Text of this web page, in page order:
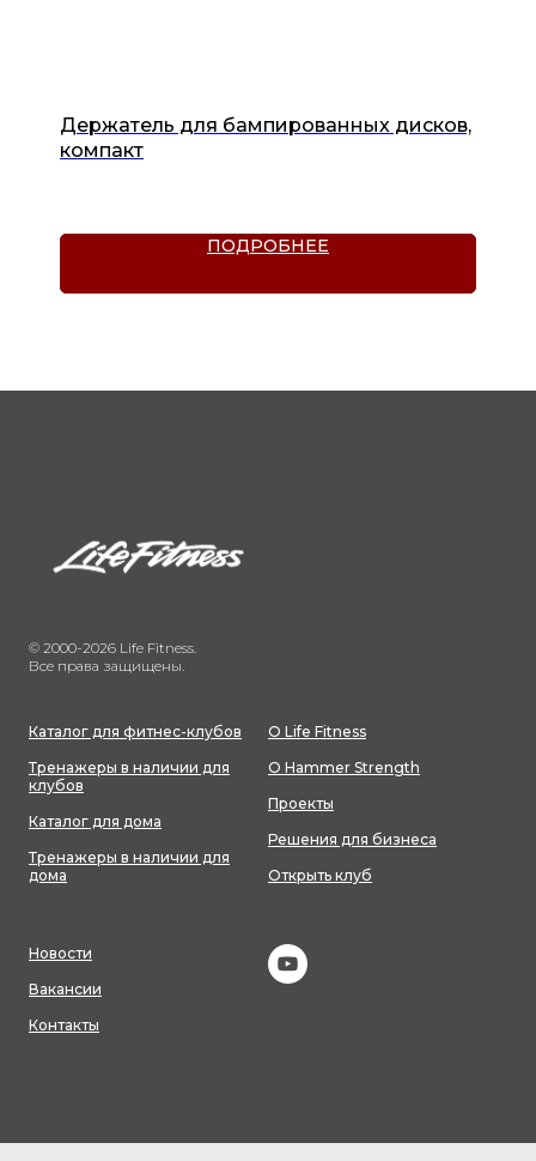
Держатель для бампированных дисков,
компакт
ПОДРОБНЕЕ
© 2000-2026 Life Fitness.
Все права защищены.
Каталог для фитнес-клубов
Тренажеры в наличии для
клубов
Каталог для дома
Тренажеры в наличии для
дома
О Life Fitness
О Hammer Strength
Проекты
Решения для бизнеса
Открыть клуб
Новости
Вакансии
Контакты